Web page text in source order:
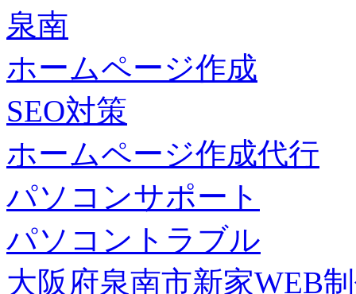
泉南
ホームページ作成
SEO対策
ホームページ作成代行
パソコンサポート
パソコントラブル
大阪府泉南市新家WEB